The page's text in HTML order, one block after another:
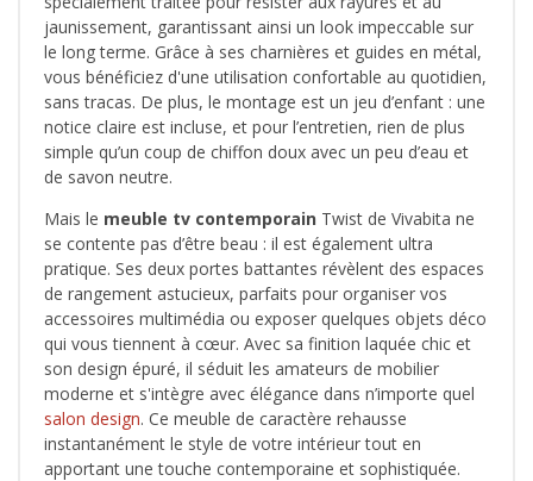
jaunissement, garantissant ainsi un look impeccable sur
le long terme. Grâce à ses charnières et guides en métal,
vous bénéficiez d'une utilisation confortable au quotidien,
sans tracas. De plus, le montage est un jeu d’enfant : une
notice claire est incluse, et pour l’entretien, rien de plus
simple qu’un coup de chiffon doux avec un peu d’eau et
de savon neutre.
Mais le meuble tv contemporain Twist de Vivabita ne
se contente pas d’être beau : il est également ultra
pratique. Ses deux portes battantes révèlent des espaces
de rangement astucieux, parfaits pour organiser vos
accessoires multimédia ou exposer quelques objets déco
qui vous tiennent à cœur. Avec sa finition laquée chic et
son design épuré, il séduit les amateurs de mobilier
moderne et s'intègre avec élégance dans n’importe quel
salon design. Ce meuble de caractère rehausse
instantanément le style de votre intérieur tout en
apportant une touche contemporaine et sophistiquée.